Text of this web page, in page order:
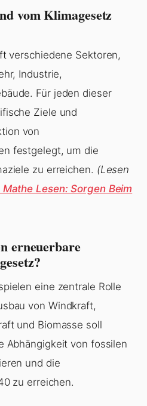
vom Klimagesetz
verschiedene Sektoren,
Industrie,
Für jeden dieser
Ziele und
von
festgelegt, um die
zu erreichen. (Lesen
Lesen: Sorgen Beim
erneuerbare
eine zentrale Rolle
von Windkraft,
und Biomasse soll
Abhängigkeit von fossilen
und die
zu erreichen.